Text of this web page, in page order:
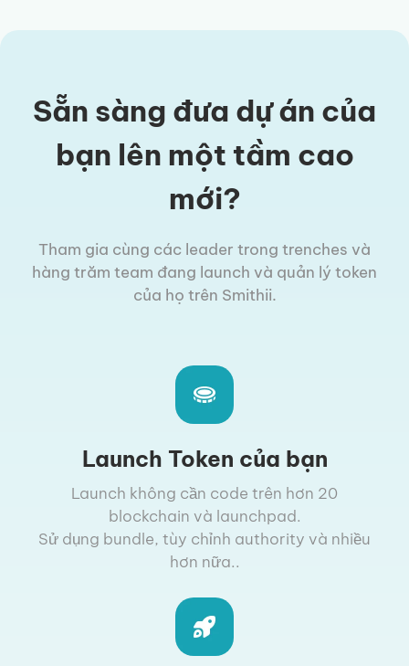
Sẵn sàng đưa dự án của
bạn lên một tầm cao
mới?
Tham gia cùng các leader trong trenches và
hàng trăm team đang launch và quản lý token
của họ trên Smithii.
Launch Token của bạn
Launch không cần code trên hơn 20
blockchain và launchpad.
Sử dụng bundle, tùy chỉnh authority và nhiều
hơn nữa..